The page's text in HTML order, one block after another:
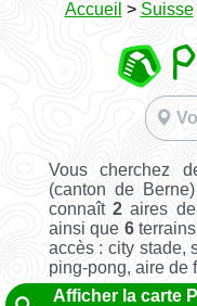
Accueil > Suisse
Vous cherchez
(canton de
connaît2 aires
ainsi que 6
accès : city stade,
ping-pong, aire de
Afficher la carte